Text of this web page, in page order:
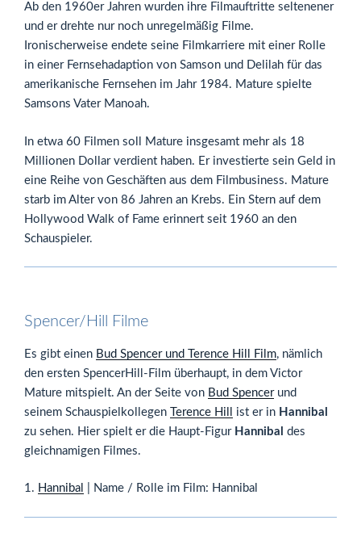
Ab den 1960er Jahren wurden ihre Filmauftritte seltenener
und er drehte nur noch unregelmäßig Filme.
Ironischerweise endete seine Filmkarriere mit einer Rolle
in einer Fernsehadaption von Samson und Delilah für das
amerikanische Fernsehen im Jahr 1984. Mature spielte
Samsons Vater Manoah.
In etwa 60 Filmen soll Mature insgesamt mehr als 18
Millionen Dollar verdient haben. Er investierte sein Geld in
eine Reihe von Geschäften aus dem Filmbusiness. Mature
starb im Alter von 86 Jahren an Krebs. Ein Stern auf dem
Hollywood Walk of Fame erinnert seit 1960 an den
Schauspieler.
Spencer/Hill Filme
Es gibt einen Bud Spencer und Terence Hill Film, nämlich
den ersten SpencerHill-Film überhaupt, in dem Victor
Mature mitspielt. An der Seite von Bud Spencerund
seinem Schauspielkollegen
Terence Hill ist er in Hannibal
zu sehen. Hier spielt er die Haupt-Figur Hannibal des
gleichnamigen Filmes.
1. Hannibal | Name / Rolle im Film: Hannibal